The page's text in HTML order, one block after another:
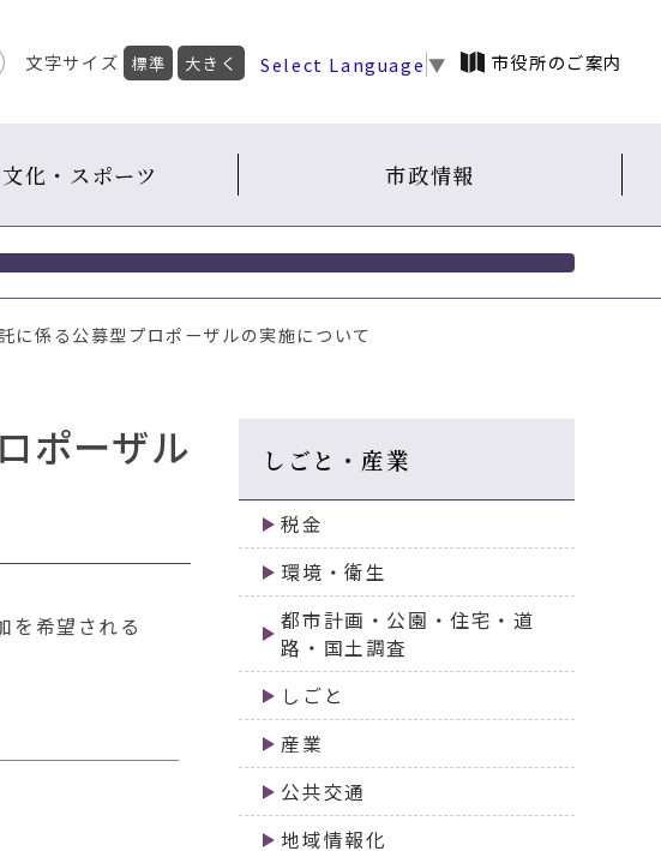
文字サイズ 標準 大きく Select Language ▼ 市役所のご案内
化・スポーツ 市政情報
に係る公募型プロポーザルの実施について
ポーザル
を希望される
しごと・産業
税金
環境・衛生
都市計画・公園・住宅・道
路・国土調査
しごと
産業
公共交通
地域情報化